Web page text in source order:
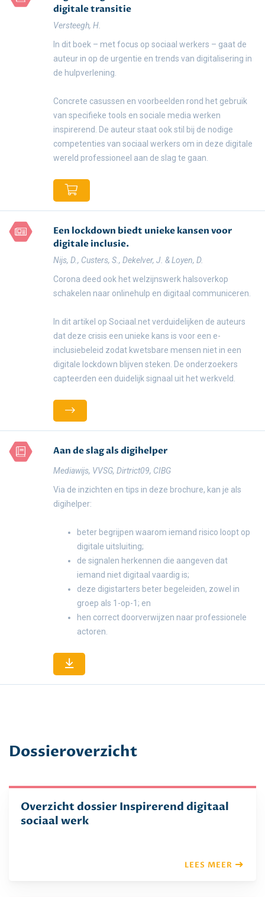
digitale transitie
Versteegh, H.
In dit boek – met focus op sociaal werkers – gaat de
auteur in op de urgentie en trends van digitalisering in
de hulpverlening.
Concrete casussen en voorbeelden rond het gebruik
van specifieke tools en sociale media werken
inspirerend. De auteur staat ook stil bij de nodige
competenties van sociaal werkers om in deze digitale
wereld professioneel aan de slag te gaan.
Een lockdown biedt unieke kansen voor
digitale inclusie.
Nijs, D., Custers, S., Dekelver, J. & Loyen, D.
Corona deed ook het welzijnswerk halsoverkop
schakelen naar onlinehulp en digitaal communiceren.
In dit artikel op Sociaal.net verduidelijken de auteurs
dat deze crisis een unieke kans is voor een e-
inclusiebeleid zodat kwetsbare mensen niet in een
digitale lockdown blijven steken. De onderzoekers
capteerden een duidelijk signaal uit het werkveld.
Aan de slag als digihelper
Mediawijs, VVSG, Dirtrict09, CIBG
Via de inzichten en tips in deze brochure, kan je als
digihelper:
beter begrijpen waarom iemand risico loopt op
digitale uitsluiting;
de signalen herkennen die aangeven dat
iemand niet digitaal vaardig is;
deze digistarters beter begeleiden, zowel in
groep als 1-op-1; en
hen correct doorverwijzen naar professionele
actoren.
Dossieroverzicht
Overzicht dossier Inspirerend digitaal
sociaal werk
LEES MEER